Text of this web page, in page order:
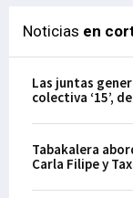
Noticias en
Las juntas
colectiva ‘15’,
Tabakalera
Carla Filipe y